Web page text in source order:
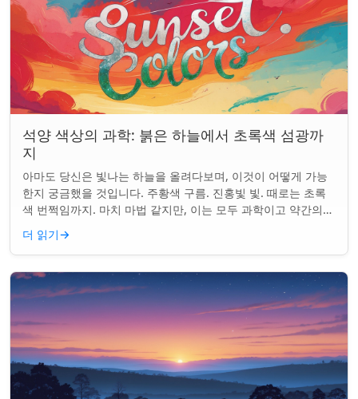
석양 색상의 과학: 붉은 하늘에서 초록색 섬광까
지
아마도 당신은 빛나는 하늘을 올려다보며, 이것이 어떻게 가능
한지 궁금했을 것입니다. 주황색 구름. 진홍빛 빛. 때로는 초록
색 번쩍임까지. 마치 마법 같지만, 이는 모두 과학이고 약간의
타이밍의 문제입니다. 태양은 지...
더 읽기→